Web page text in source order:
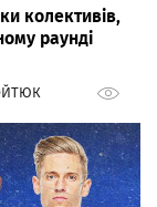
колективів,
раунді